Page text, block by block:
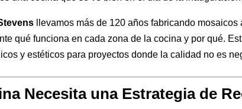
llevamos más de 120 años fabricando
qué funciona en cada zona de la cocina y por qué.
y estéticos para proyectos donde la calidad no es
Necesita una Estrategia de